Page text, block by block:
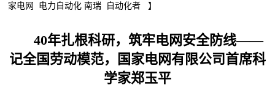
家电网 电力自动化 南瑞 自动化者 】
40年扎根科研，筑牢电网安全防线——
记全国劳动模范，国家电网有限公司首席科
学家郑玉平